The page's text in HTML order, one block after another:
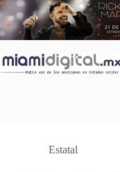
Saltar
al
contenido
Estatal